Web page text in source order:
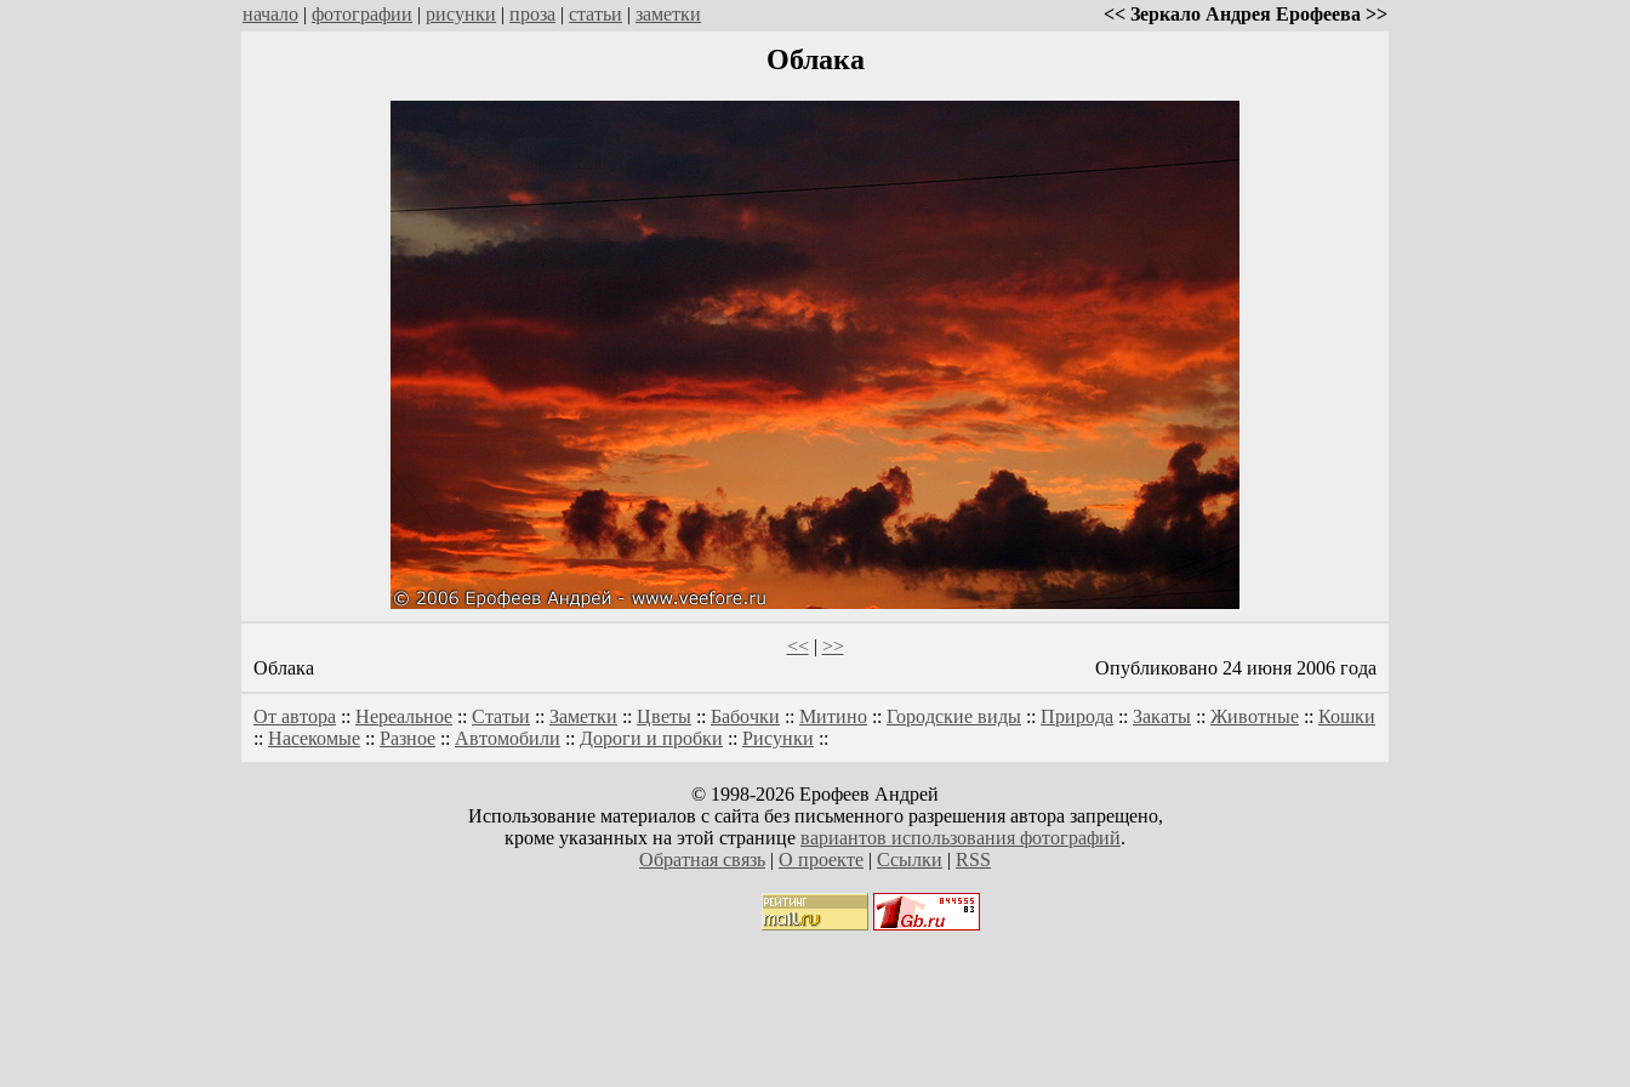
начало | фотографии | рисунки | проза | статьи | заметки << Зеркало Андрея Ерофеева >>
Облака
<<| >>
Облака
Опубликовано 24 июня 2006 года
От автора :: Нереальное :: Статьи :: Заметки :: Цветы :: Бабочки :: Митино :: Городские виды :: Природа :: Закаты :: Животные :: Кошки
:: Насекомые :: Разное :: Автомобили :: Дороги и пробки :: Рисунки ::
© 1998-2026 Ерофеев Андрей
Использование материалов с сайта без письменного разрешения автора запрещено,
кроме указанных на этой странице вариантов использования фотографий.
Обратная связь | О проекте | Ссылки | RSS